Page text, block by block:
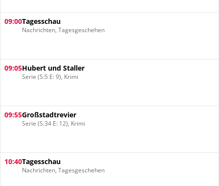
09:00Tagesschau
Nachrichten, Tagesgeschehen
09:05Hubert und Staller
Serie (S:5 E: 9), Krimi
09:55Großstadtrevier
Serie (S:34 E: 12), Krimi
10:40Tagesschau
Nachrichten, Tagesgeschehen